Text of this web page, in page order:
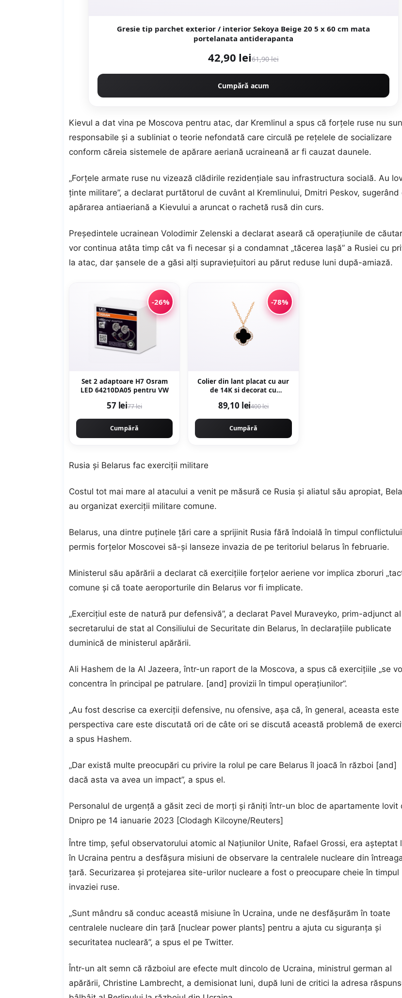
Gresie tip parchet exterior / interior Sekoya Beige 20 5 x 60 cm mata
portelanata antiderapanta
42,90 lei61,90 lei
Cumpără acum
Kievul a dat vina pe Moscova pentru atac, dar Kremlinul a spus că forțele ruse nu
responsabile și a subliniat o teorie nefondată care circulă pe rețelele de socializare
conform căreia sistemele de apărare aeriană ucraineană ar fi cauzat daunele.
„Forțele armate ruse nu vizează clădirile rezidențiale sau infrastructura socială. Au
ținte militare”, a declarat purtătorul de cuvânt al Kremlinului, Dmitri Peskov, sugerând
apărarea antiaeriană a Kievului a aruncat o rachetă rusă din curs.
Președintele ucrainean Volodimir Zelenski a declarat aseară că operațiunile de
vor continua atâta timp cât va fi necesar și a condamnat „tăcerea lașă” a Rusiei cu
la atac, dar șansele de a găsi alți supraviețuitori au părut reduse luni după-amiază.
-26%
Set 2 adaptoare H7 Osram
LED 64210DA05 pentru VW
57 lei77 lei
Cumpără
-78%
Colier din lant placat cu aur
de 14K si decorat cu
89,10 lei400 lei
Cumpără
Rusia și Belarus fac exerciții militare
Costul tot mai mare al atacului a venit pe măsură ce Rusia și aliatul său apropiat,
au organizat exerciții militare comune.
Belarus, una dintre puținele țări care a sprijinit Rusia fără îndoială în timpul
permis forțelor Moscovei să-și lanseze invazia de pe teritoriul belarus în februarie.
Ministerul său apărării a declarat că exercițiile forțelor aeriene vor implica zboruri
comune și că toate aeroporturile din Belarus vor fi implicate.
„Exercițiul este de natură pur defensivă”, a declarat Pavel Muraveyko, prim-adjunct al
secretarului de stat al Consiliului de Securitate din Belarus, în declarațiile publicate
duminică de ministerul apărării.
Ali Hashem de la Al Jazeera, într-un raport de la Moscova, a spus că exercițiile „se
concentra în principal pe patrulare. [and] provizii în timpul operațiunilor”.
„Au fost descrise ca exerciții defensive, nu ofensive, așa că, în general, aceasta este
perspectiva care este discutată ori de câte ori se discută această problemă de
a spus Hashem.
„Dar există multe preocupări cu privire la rolul pe care Belarus îl joacă în război [and]
dacă asta va avea un impact”, a spus el.
Personalul de urgență a găsit zeci de morți și răniți într-un bloc de apartamente lovit
Dnipro pe 14 ianuarie 2023 [Clodagh Kilcoyne/Reuters]
Între timp, șeful observatorului atomic al Națiunilor Unite, Rafael Grossi, era așteptat
în Ucraina pentru a desfășura misiuni de observare la centralele nucleare din
țară. Securizarea și protejarea site-urilor nucleare a fost o preocupare cheie în timpul
invaziei ruse.
„Sunt mândru să conduc această misiune în Ucraina, unde ne desfășurăm în toate
centralele nucleare din țară [nuclear power plants] pentru a ajuta cu siguranța și
securitatea nucleară”, a spus el pe Twitter.
Într-un alt semn că războiul are efecte mult dincolo de Ucraina, ministrul german al
apărării, Christine Lambrecht, a demisionat luni, după luni de critici la adresa